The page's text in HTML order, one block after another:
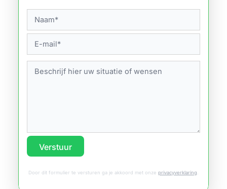
Verstuur
Door dit formulier te versturen ga je akkoord met onze privacyverklaring